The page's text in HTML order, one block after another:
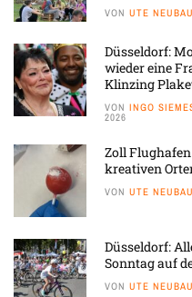
VON UTE
Düsseldorf:
wieder eine
Klinzing
VON INGO
2026
Zoll
kreativen
VON UTE
Düsseldorf:
Sonntag auf
VON UTE